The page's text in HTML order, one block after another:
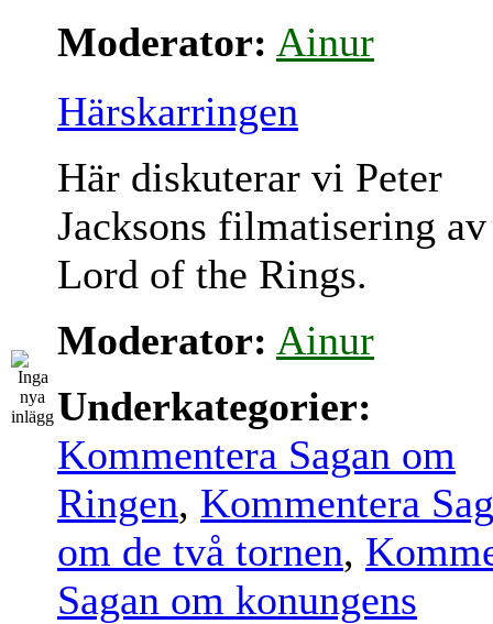
Moderator: Ainur
Härskarringen
Här diskuterar vi Peter
Jacksons filmatisering
Lord of the Rings.
Moderator: Ainur
Underkategorier:
Kommentera Sagan om
Ringen, Kommentera
om de två tornen,
Sagan om konungens